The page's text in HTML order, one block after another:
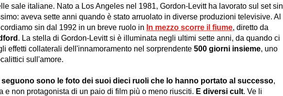
sale italiane. Nato a Los Angeles nel 1981, Gordon-Levitt ha lavorato sul set sin
aveva sette anni quando è stato arruolato in diverse produzioni televisive. Al
sin dal 1992 in un breve ruolo in In mezzo scorre il fiume, diretto da
. La stella di Gordon-Levitt si è illuminata negli ultimi sette anni, da quando ci
effetti collaterali dell'innamoramento nel sorprendente 500 giorni insieme, uno
sull'amore.
seguono sono le foto dei suoi dieci ruoli che lo hanno portato al successo,
e non protagonista di un paio di film più o meno riusciti. E diversi cult. Ve li